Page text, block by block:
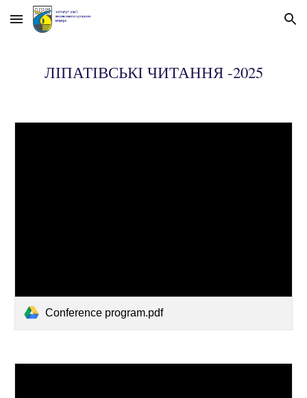
Skip to main content Skip to navigation
ЛІПАТІВСЬКІ ЧИТАННЯ -2025
Conference program.pdf